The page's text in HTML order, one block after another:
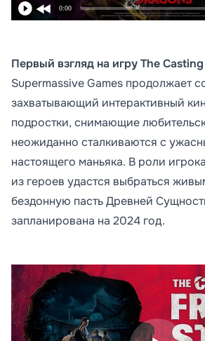
0:00
Первый взгляд на игру The
Supermassive Games продолжает
захватывающий интерактивный
подростки, снимающие
неожиданно сталкиваются с
настоящего маньяка. В роли
из героев удастся выбраться
бездонную пасть Древней
запланирована на 2024 год.